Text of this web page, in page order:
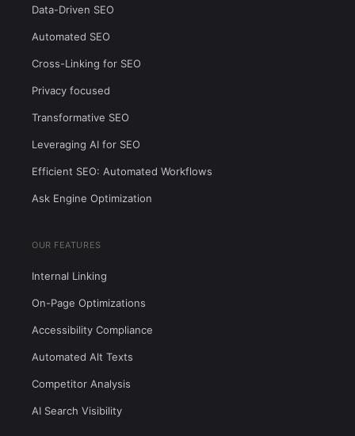
Data-Driven SEO
Automated SEO
Cross-Linking for SEO
Privacy focused
Transformative SEO
Leveraging AI for SEO
Efficient SEO: Automated Workflows
Ask Engine Optimization
OUR FEATURES
Internal Linking
On-Page Optimizations
Accessibility Compliance
Automated Alt Texts
Competitor Analysis
AI Search Visibility